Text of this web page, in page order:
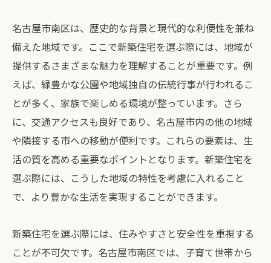
名古屋市南区は、歴史的な背景と現代的な利便性を兼ね
備えた地域です。ここで新築住宅を選ぶ際には、地域が
提供するさまざまな魅力を理解することが重要です。例
えば、緑豊かな公園や地域独自の伝統行事が行われるこ
とが多く、家族で楽しめる環境が整っています。さら
に、交通アクセスも良好であり、名古屋市内の他の地域
や隣接する市への移動が便利です。これらの要素は、生
活の質を高める重要なポイントとなります。新築住宅を
選ぶ際には、こうした地域の特性を考慮に入れること
で、より豊かな生活を実現することができます。
新築住宅を選ぶ際には、住みやすさと安全性を重視する
ことが不可欠です。名古屋市南区では、子育て世帯から